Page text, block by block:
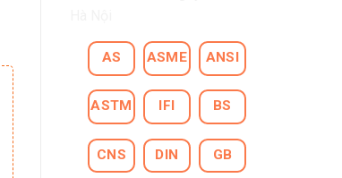
AS ASME ANSI
ASTM IFI BS
CNS DIN GB